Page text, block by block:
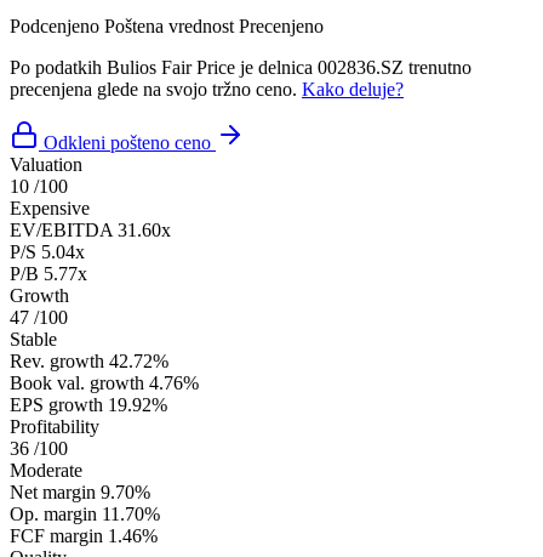
Podcenjeno Poštena vrednost Precenjeno
Po podatkih Bulios Fair Price je delnica 002836.SZ trenutno
precenjena glede na svojo tržno ceno. Kako deluje?
Odkleni pošteno ceno
Valuation
10 /100
Expensive
EV/EBITDA 31.60x
P/S 5.04x
P/B 5.77x
Growth
47 /100
Stable
Rev. growth 42.72%
Book val. growth 4.76%
EPS growth 19.92%
Profitability
36 /100
Moderate
Net margin 9.70%
Op. margin 11.70%
FCF margin 1.46%